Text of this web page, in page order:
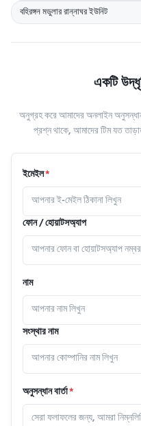
বহিরঙ্গন মডুলার রান্নাঘর ইউনিট
একটি
অনুগ্রহ করে আমাদের অনলাইন
প্রশ্ন থাকে, আমাদের টিম যত
ইমেইল*
ফোন / হোয়াটসঅ্যাপ
নাম
সংস্থার নাম
অনুসন্ধান বার্তা*